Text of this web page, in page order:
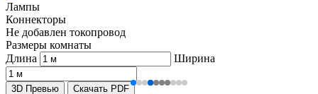
Лампы
Коннекторы
Не добавлен токопровод
Размеры комнаты
Длина
Ширина
3D Превью Скачать PDF